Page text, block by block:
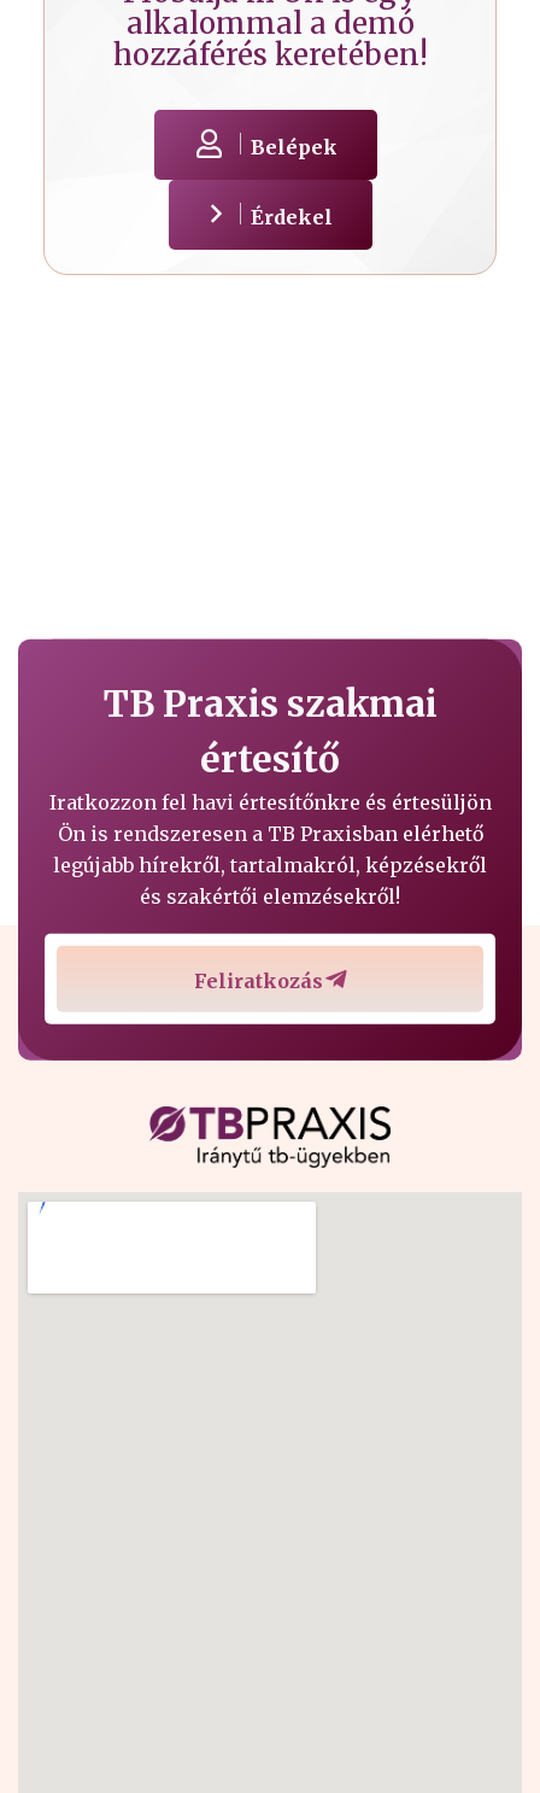
alkalommal a demó
hozzáférés keretében!
Belépek
Érdekel
TB Praxis szakmai
értesítő
Iratkozzon fel havi értesítőnkre és értesüljön
Ön is rendszeresen a TB Praxisban elérhető
legújabb hírekről, tartalmakról, képzésekről
és szakértői elemzésekről!
Feliratkozás